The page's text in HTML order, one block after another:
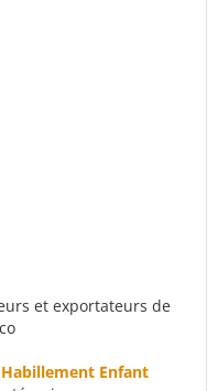
et exportateurs de
Habillement Enfant